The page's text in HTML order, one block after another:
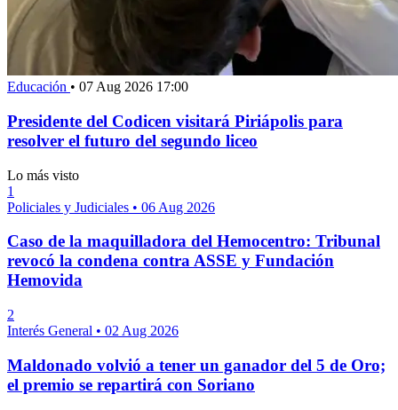
Educación • 07 Aug 2026 17:00
Presidente del Codicen visitará Piriápolis para
resolver el futuro del segundo liceo
Lo más visto
1
Policiales y Judiciales • 06 Aug 2026
Caso de la maquilladora del Hemocentro: Tribunal
revocó la condena contra ASSE y Fundación
Hemovida
2
Interés General • 02 Aug 2026
Maldonado volvió a tener un ganador del 5 de Oro;
el premio se repartirá con Soriano